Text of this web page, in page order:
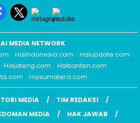
MEDIA NETWORK
Haiindonesia.com
Haiupdate.com
Haijateng.com
Haibanten.com
Haisumatera.com
MEDIA
TIM REDAKSI
MEDIA HAK JAWAB